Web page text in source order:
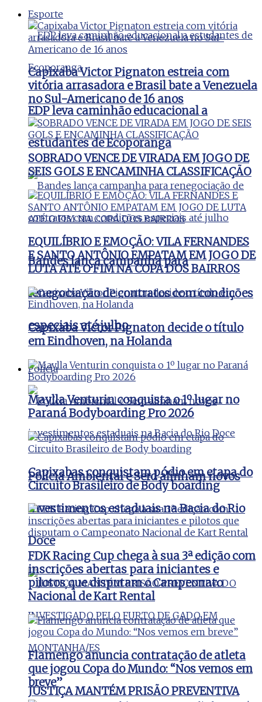
EDP leva caminhão educacional a
estudantes de Ecoporanga
Bandes lança campanha para
renegociação de contratos com condições
especiais até julho
Polícia
Polícia Ambiental e Serd alinham novos
investimentos estaduais na Bacia do Rio
Doce
JUSTIÇA MANTÉM PRISÃO PREVENTIVA
Esporte
Capixaba Victor Pignaton estreia com
vitória arrasadora e Brasil bate a Venezuela
no Sul-Americano de 16 anos
SOBRADO VENCE DE VIRADA EM JOGO DE
SEIS GOLS E ENCAMINHA CLASSIFICAÇÃO
EQUILÍBRIO E EMOÇÃO: VILA FERNANDES
E SANTO ANTÔNIO EMPATAM EM JOGO DE
LUTA ATÉ O FIM NA COPA DOS BAIRROS
Capixaba Victor Pignaton decide o título
em Eindhoven, na Holanda
Maylla Venturin conquista o 1º lugar no
Paraná Bodyboarding Pro 2026
Capixabas conquistam pódio em etapa do
Circuito Brasileiro de Body boarding
FDK Racing Cup chega à sua 3ª edição com
inscrições abertas para iniciantes e
pilotos que disputam o Campeonato
Nacional de Kart Rental
Flamengo anuncia contratação de atleta
que jogou Copa do Mundo: “Nos vemos em
breve”